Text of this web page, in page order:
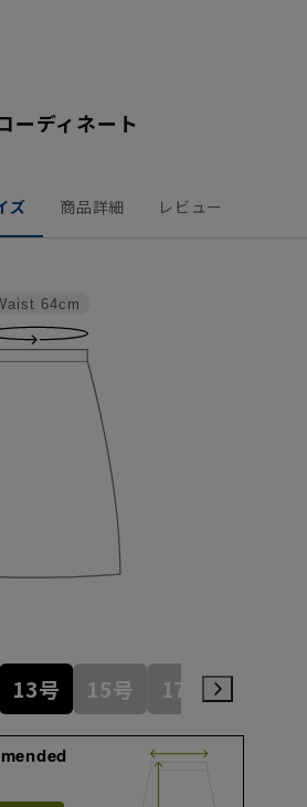
ーディネート
ズ 商品詳細 レビュー
64cm
13号 15号 17号